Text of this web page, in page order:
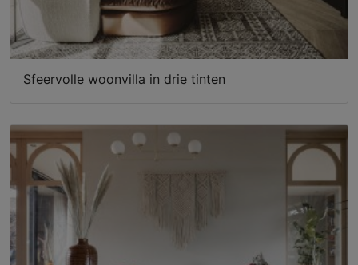
Sfeervolle woonvilla in drie tinten